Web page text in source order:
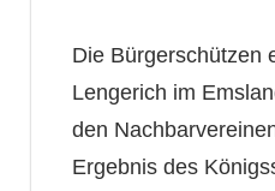
Die Bürgerschützen
Lengerich im
den
Ergebnis des